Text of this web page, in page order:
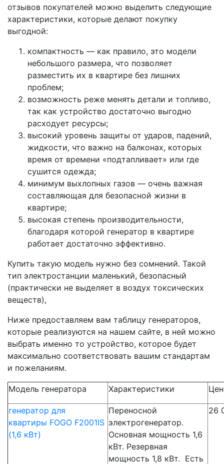
отзывов покупателей можно выделить следующие
характеристики, которые делают покупку
выгодной:
компактность — как правило, это модели
небольшого размера, что позволяет
разместить их в квартире без лишних
проблем;
возможность реже менять детали и топливо,
так как устройство достаточно выгодно
расходует ресурсы;
высокий уровень защиты от ударов, падений,
жидкости, что важно на балконах, которых
время от времени «подтапливает» или где
сушится одежда;
минимум выхлопных газов — очень важная
составляющая для безопасной жизни в
квартире;
высокая степень производительности,
благодаря которой генератор в квартире
работает достаточно эффективно.
Купить такую модель нужно без сомнений. Такой
тип электростанции маленький, безопасный
(практически не выделяет в воздух токсических
веществ),
Ниже предоставляем вам таблицу генераторов,
которые реализуются на нашем сайте, в ней можно
выбрать именно то устройство, которое будет
максимально соответствовать вашим стандартам
и пожеланиям.
Модель генератора Характеристики
генератор для
квартиры FOGO F2001IS
(1,6 кВт)
Переносной
электрогенератор.
Основная мощность 1,6
кВт. Резервная
мощность 1,8 кВт. Есть
26